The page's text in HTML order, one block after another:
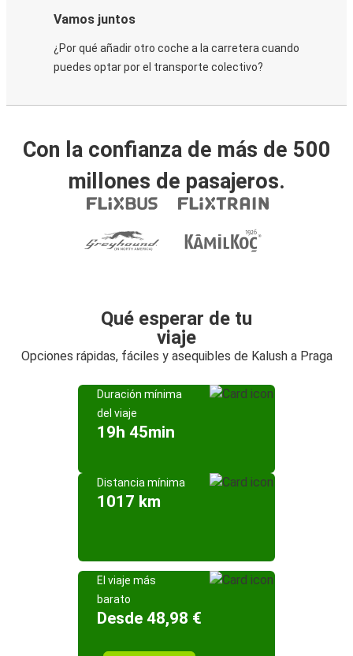
Vamos juntos
¿Por qué añadir otro coche a la carretera cuando
puedes optar por el transporte colectivo?
Con la confianza de más de 500
millones de pasajeros.
Qué esperar de tu
viaje
Opciones rápidas, fáciles y asequibles de Kalush a Praga
Duración mínima
del viaje
19h 45min
Distancia mínima
1017 km
El viaje más
barato
Desde 48,98 €